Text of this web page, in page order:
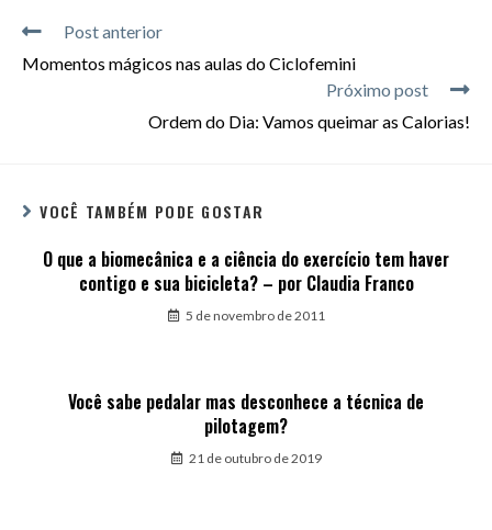
Post anterior
Momentos mágicos nas aulas do Ciclofemini
Próximo post
Ordem do Dia: Vamos queimar as Calorias!
VOCÊ TAMBÉM PODE GOSTAR
O que a biomecânica e a ciência do exercício tem haver
contigo e sua bicicleta? – por Claudia Franco
5 de novembro de 2011
Você sabe pedalar mas desconhece a técnica de
pilotagem?
21 de outubro de 2019